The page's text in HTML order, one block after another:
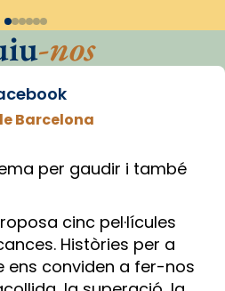
-nos
Barcelona
per gaudir i també
cinc pel·lícules
Històries per a
ens conviden a fer-nos